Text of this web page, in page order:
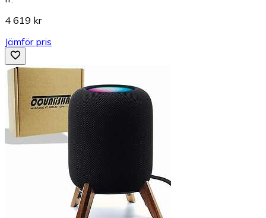
4 619 kr
Jämför pris